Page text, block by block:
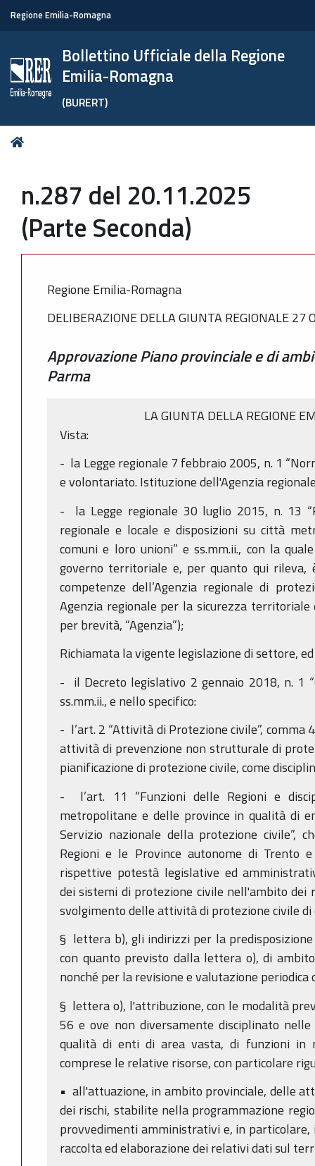
Regione Emilia-Romagna
Bollettino Ufficiale della Regione
Emilia-Romagna
(BURERT)
Tu
n.287 del 20.11.2025
(Parte Seconda)
Regione Emilia-Romagna
DELIBERAZIONE DELLA GIUNTA REGIONALE 27
Approvazione Piano provinciale e di
Parma
LA GIUNTA DELLA REGIONE
Vista:
- la Legge regionale 7 febbraio 2005, n. 1
e volontariato. Istituzione dell'Agenzia
- la Legge regionale 30 luglio 2015, n. 13
regionale e locale e disposizioni su città
comuni e loro unioni” e ss.mm.ii., con la
governo territoriale e, per quanto qui rileva,
competenze dell’Agenzia regionale di
Agenzia regionale per la sicurezza
per brevità, “Agenzia”);
Richiamata la vigente legislazione di settore,
- il Decreto legislativo 2 gennaio 2018, n. 1
ss.mm.ii., e nello specifico:
- l’art. 2 “Attività di Protezione civile”, comma
attività di prevenzione non strutturale di
pianificazione di protezione civile, come
- l’art. 11 “Funzioni delle Regioni e
metropolitane e delle province in qualità di
Servizio nazionale della protezione civile”,
Regioni e le Province autonome di Trento
rispettive potestà legislative ed
dei sistemi di protezione civile nell'ambito
svolgimento delle attività di protezione civile
§ lettera b), gli indirizzi per la
con quanto previsto dalla lettera o), di
nonché per la revisione e valutazione periodica
§ lettera o), l'attribuzione, con le modalità
56 e ove non diversamente disciplinato
qualità di enti di area vasta, di funzioni in
comprese le relative risorse, con particolare
• all'attuazione, in ambito provinciale, delle
dei rischi, stabilite nella programmazione
provvedimenti amministrativi e, in
raccolta ed elaborazione dei relativi dati sul